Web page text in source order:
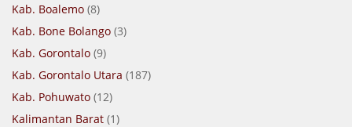
Kab. Boalemo (8)
Kab. Bone Bolango (3)
Kab. Gorontalo (9)
Kab. Gorontalo Utara (187)
Kab. Pohuwato (12)
Kalimantan Barat (1)